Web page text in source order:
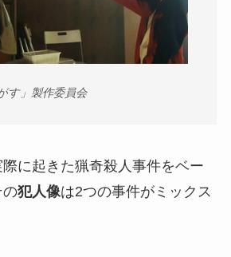
す」製作委員会
際に起きた猟奇殺人事件をベー
の犯人像は2つの事件がミックス